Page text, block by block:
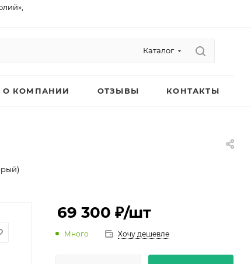
Каталог
О КОМПАНИИ ОТЗЫВЫ КОНТАКТЫ
69 300 ₽/шт
Много Хочу дешевле